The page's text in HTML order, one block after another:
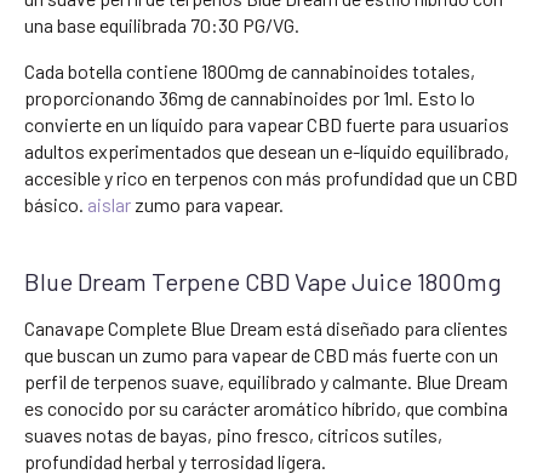
una base equilibrada 70:30 PG/VG.
Cada botella contiene 1800mg de cannabinoides totales,
proporcionando 36mg de cannabinoides por 1ml. Esto lo
convierte en un líquido para vapear CBD fuerte para usuarios
adultos experimentados que desean un e-líquido equilibrado,
accesible y rico en terpenos con más profundidad que un CBD
básico. aislar zumo para vapear.
Blue Dream Terpene CBD Vape Juice 1800mg
Canavape Complete Blue Dream está diseñado para clientes
que buscan un zumo para vapear de CBD más fuerte con un
perfil de terpenos suave, equilibrado y calmante. Blue Dream
es conocido por su carácter aromático híbrido, que combina
suaves notas de bayas, pino fresco, cítricos sutiles,
profundidad herbal y terrosidad ligera.